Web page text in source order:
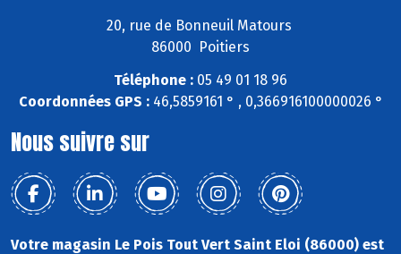
20, rue de Bonneuil Matours
86000 Poitiers
Téléphone : 05 49 01 18 96
Coordonnées GPS :46,5859161 ° , 0,366916100000026 °
Nous suivre sur
Votre magasin Le Pois Tout Vert Saint Eloi (86000) est